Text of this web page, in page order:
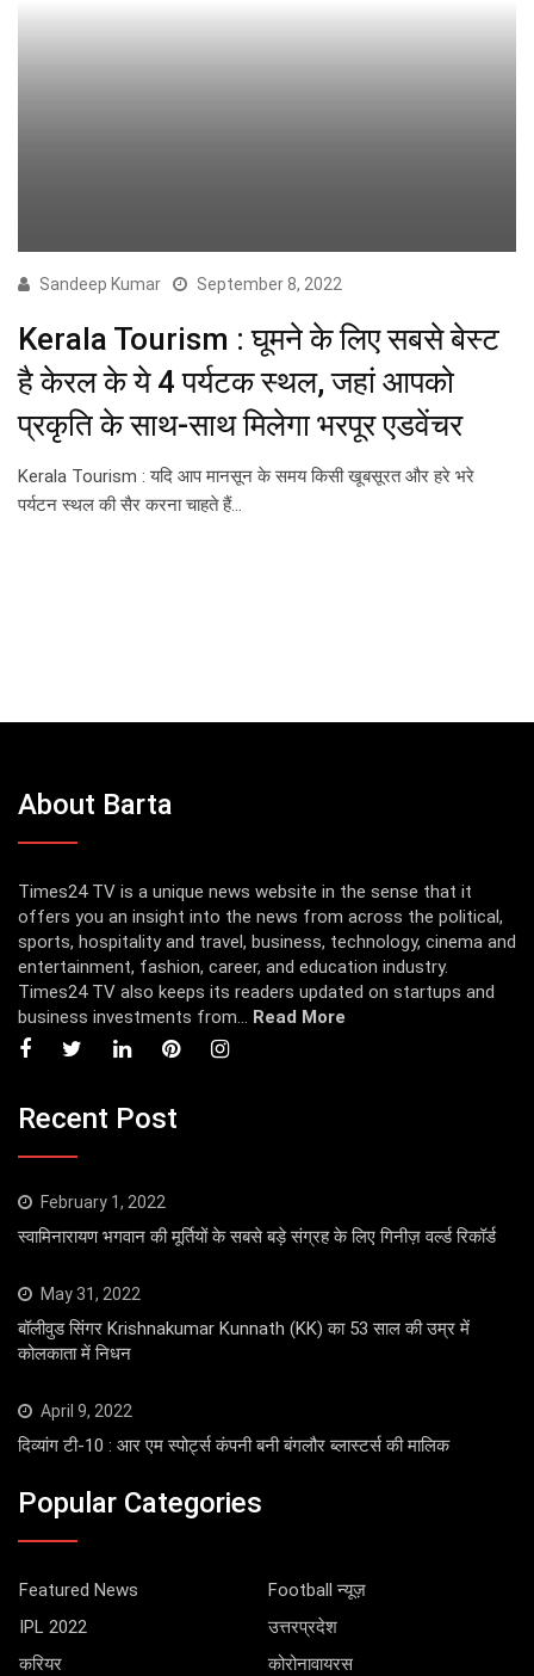
Sandeep Kumar September 8, 2022
Kerala Tourism : घूमने के लिए सबसे बेस्ट
है केरल के ये 4 पर्यटक स्थल, जहां आपको
प्रकृति के साथ-साथ मिलेगा भरपूर एडवेंचर
Kerala Tourism : यदि आप मानसून के समय किसी खूबसूरत और हरे भरे
पर्यटन स्थल की सैर करना चाहते हैं…
About Barta
Times24 TV is a unique news website in the sense that it
offers you an insight into the news from across the political,
sports, hospitality and travel, business, technology, cinema and
entertainment, fashion, career, and education industry.
Times24 TV also keeps its readers updated on startups and
business investments from... Read More
Recent Post
February 1, 2022
स्वामिनारायण भगवान की मूर्तियों के सबसे बड़े संग्रह के लिए गिनीज़ वर्ल्ड रिकॉर्ड
May 31, 2022
बॉलीवुड सिंगर Krishnakumar Kunnath (KK) का 53 साल की उम्र में
कोलकाता में निधन
April 9, 2022
दिव्यांग टी-10 : आर एम स्पोर्ट्स कंपनी बनी बंगलौर ब्लास्टर्स की मालिक
Popular Categories
Featured News
Football न्यूज़
IPL 2022
उत्तरप्रदेश
करियर
कोरोनावायरस